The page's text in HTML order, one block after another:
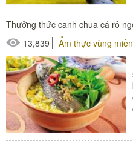
Thưởng thức canh chua cá rô
13,839
Ẩm thực vùng miền